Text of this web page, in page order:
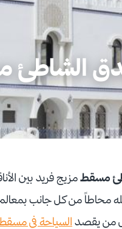
مسقطمزيج فريد بين
محاطاً من كل جانب بمعالم
من يقصد السياحة في